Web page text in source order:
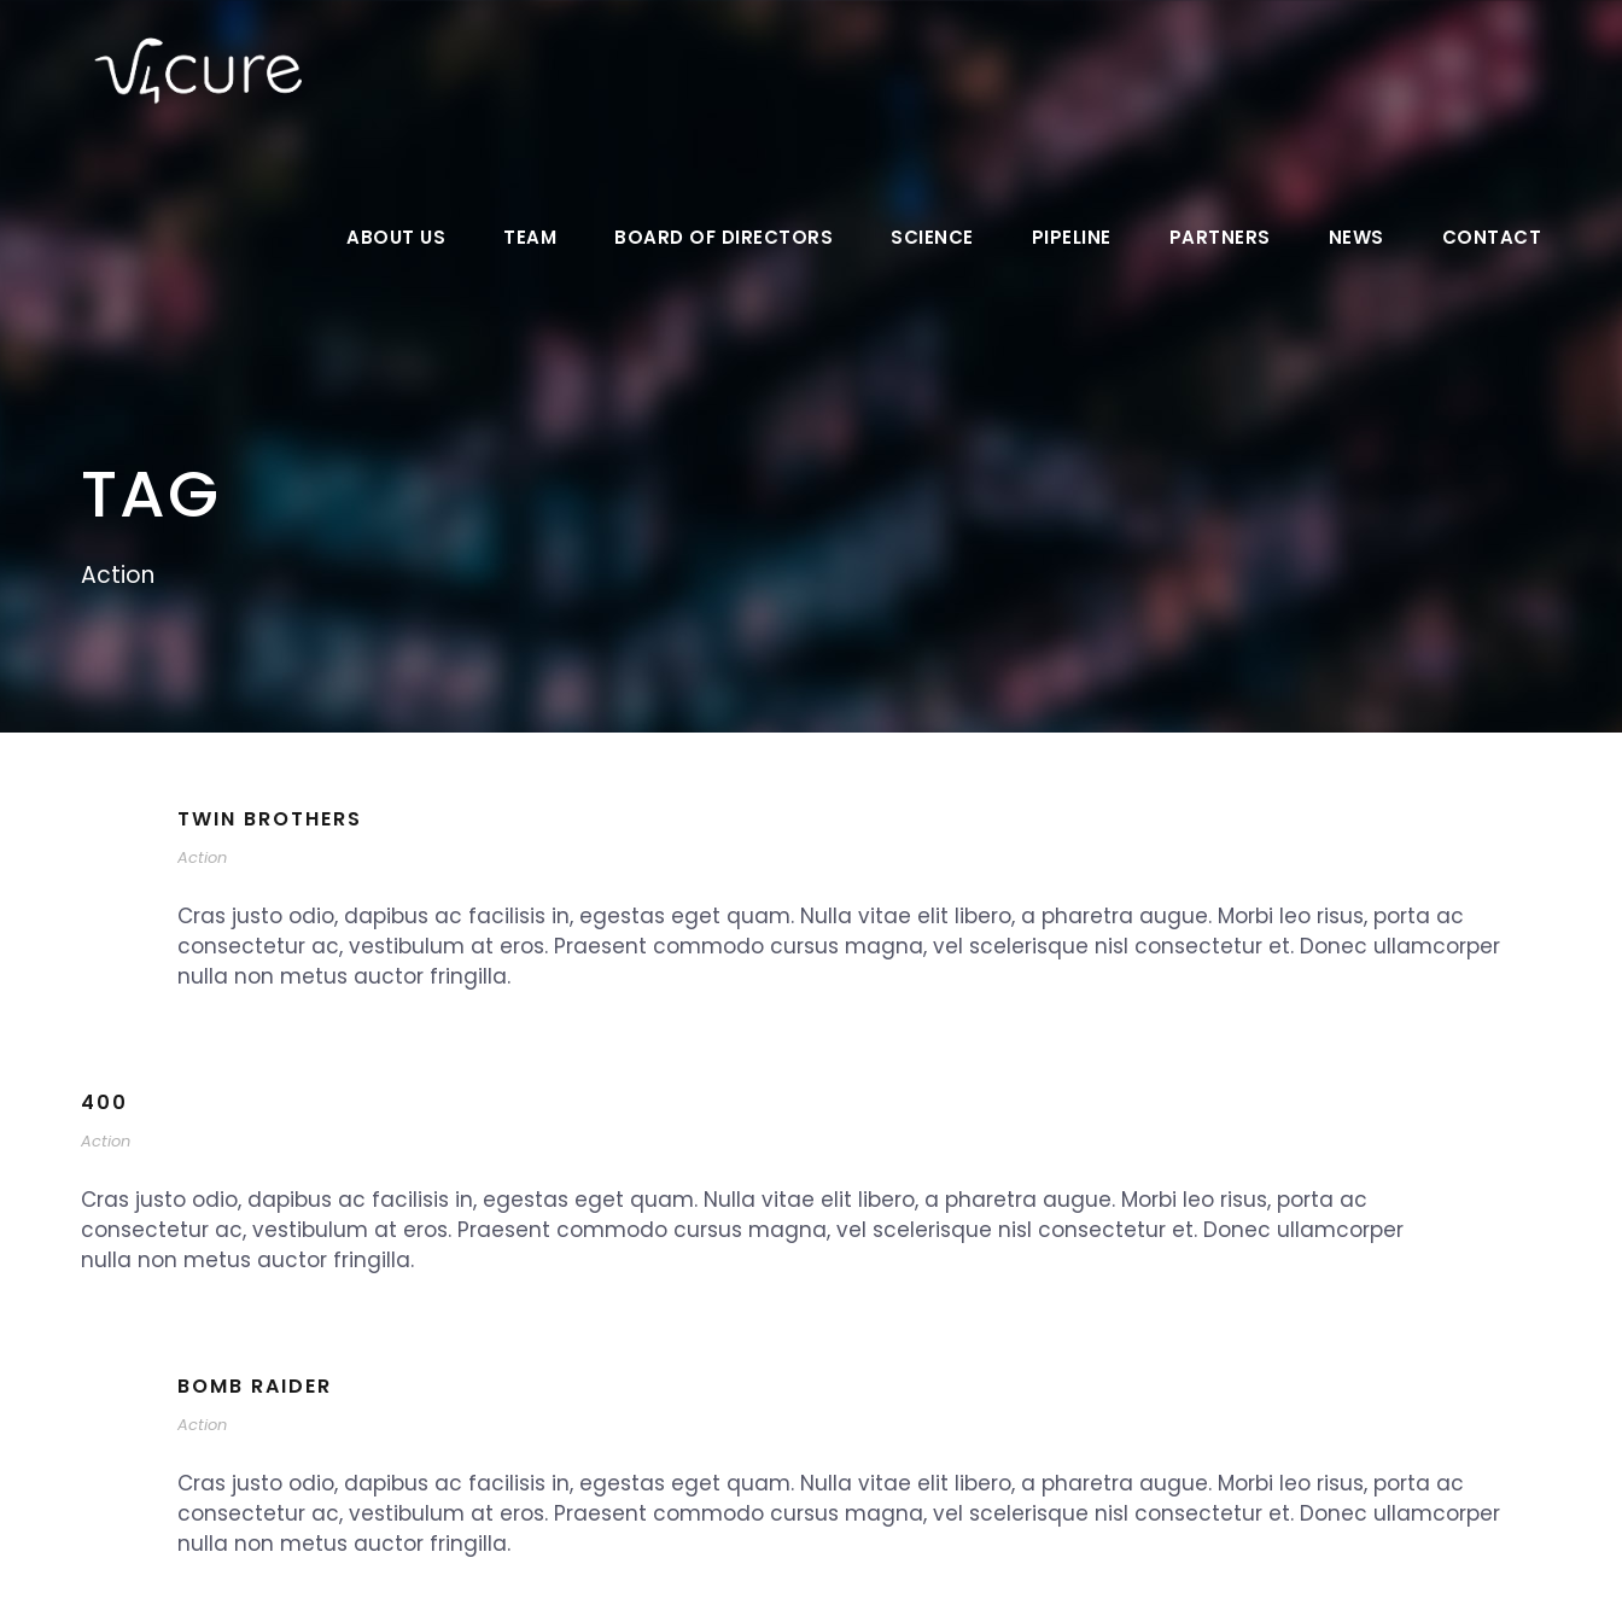
ABOUT US TEAM BOARD OF DIRECTORS SCIENCE PIPELINE PARTNERS NEWS CONTACT
TAG
Action
TWIN BROTHERS
Action
Cras justo odio, dapibus ac facilisis in, egestas eget quam. Nulla vitae elit libero, a pharetra augue. Morbi leo risus, porta ac
consectetur ac, vestibulum at eros. Praesent commodo cursus magna, vel scelerisque nisl consectetur et. Donec ullamcorper
nulla non metus auctor fringilla.
400
Action
Cras justo odio, dapibus ac facilisis in, egestas eget quam. Nulla vitae elit libero, a pharetra augue. Morbi leo risus, porta ac
consectetur ac, vestibulum at eros. Praesent commodo cursus magna, vel scelerisque nisl consectetur et. Donec ullamcorper
nulla non metus auctor fringilla.
BOMB RAIDER
Action
Cras justo odio, dapibus ac facilisis in, egestas eget quam. Nulla vitae elit libero, a pharetra augue. Morbi leo risus, porta ac
consectetur ac, vestibulum at eros. Praesent commodo cursus magna, vel scelerisque nisl consectetur et. Donec ullamcorper
nulla non metus auctor fringilla.